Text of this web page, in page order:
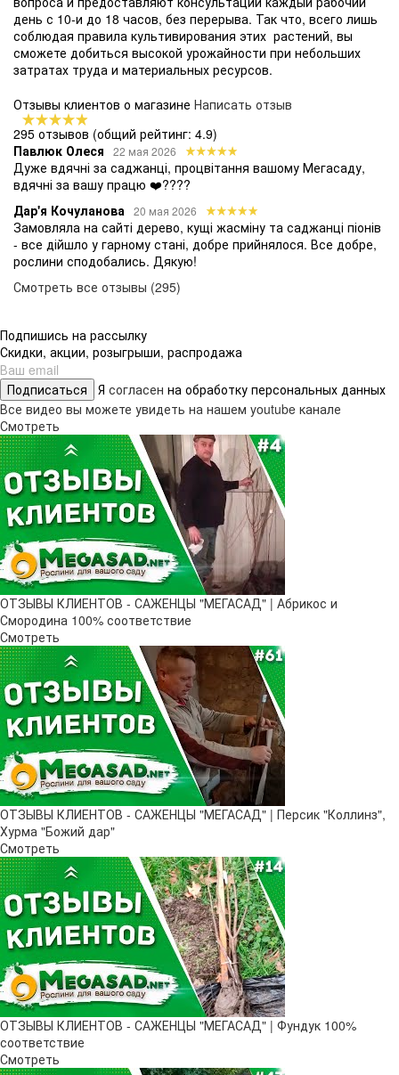
день с 10-и до 18 часов, без перерыва. Так что, всего лишь
соблюдая правила культивирования этих растений, вы
сможете добиться высокой урожайности при небольших
затратах труда и материальных ресурсов.
Отзывы клиентов о магазине Написать отзыв
295 отзывов (общий рейтинг: 4.9)
Павлюк Олеся
22 мая 2026
Дуже вдячні за саджанці, процвітання вашому Мегасаду,
вдячні за вашу працю ❤️????
Дар'я Кочуланова 20 мая 2026
Замовляла на сайті дерево, кущі жасміну та саджанці піонів
- все дійшло у гарному стані, добре прийнялося. Все добре,
рослини сподобались. Дякую!
Смотреть все отзывы (295)
Подпишись на рассылку
Скидки, акции, розыгрыши, распродажа
Подписаться Я согласен на обработку персональных данных
Все видео вы можете увидеть на нашем youtube канале
Смотреть
ОТЗЫВЫ КЛИЕНТОВ - САЖЕНЦЫ "МЕГАСАД" | Абрикос и
Смородина 100% соответствие
Смотреть
ОТЗЫВЫ КЛИЕНТОВ - САЖЕНЦЫ "МЕГАСАД" | Персик "Коллинз",
Хурма "Божий дар"
Смотреть
ОТЗЫВЫ КЛИЕНТОВ - САЖЕНЦЫ "МЕГАСАД" | Фундук 100%
соответствие
Смотреть